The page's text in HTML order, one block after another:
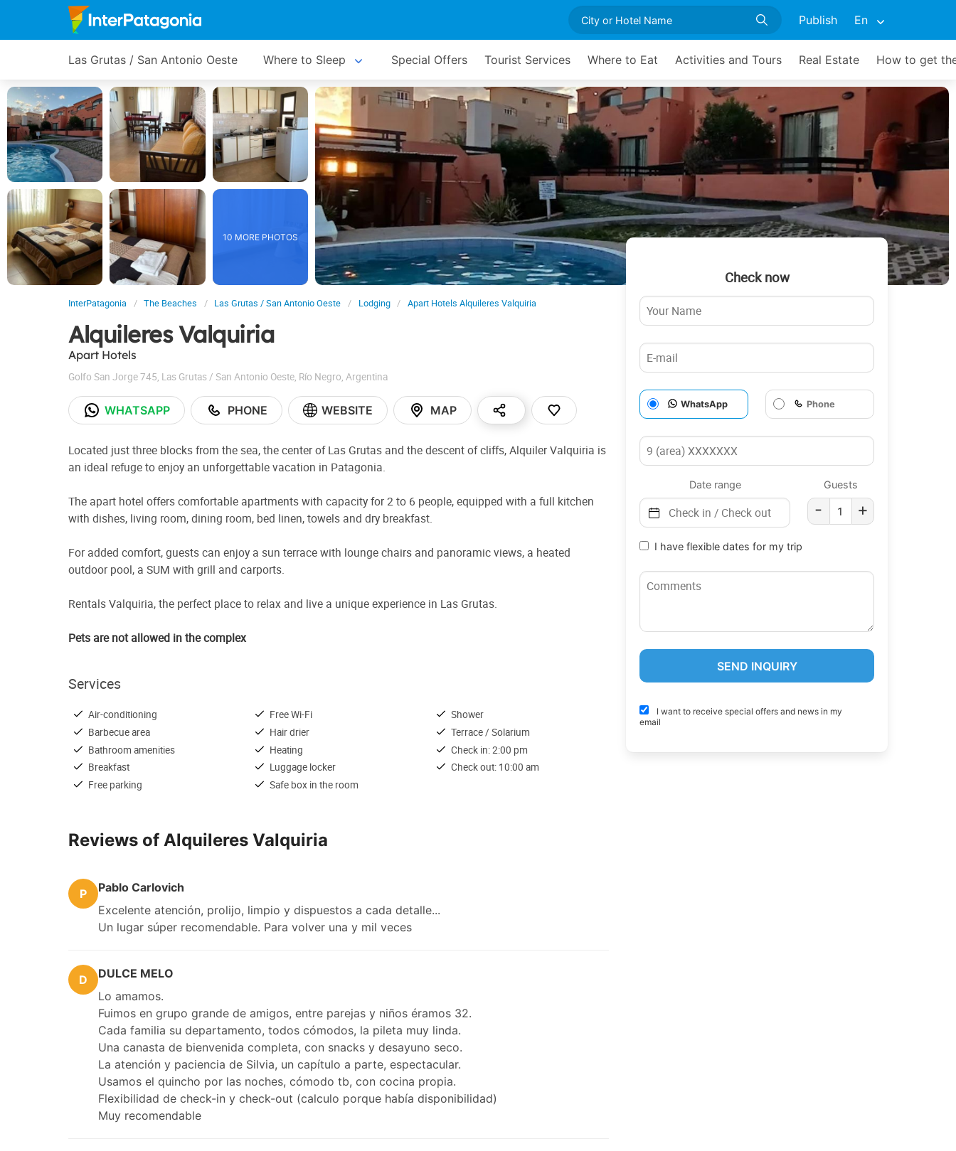
Publish En
Las Grutas / San Antonio Oeste Where to Sleep Special Offers Tourist Services Where to Eat Activities and Tours Real Estate How to get
10 MORE PHOTOS
InterPatagonia The Beaches Las Grutas / San Antonio Oeste Lodging Apart Hotels Alquileres Valquiria
Alquileres Valquiria
Apart Hotels
Golfo San Jorge 745, Las Grutas / San Antonio Oeste, Río Negro, Argentina
WHATSAPP PHONE WEBSITE MAP
Located just three blocks from the sea, the center of Las Grutas and the descent of cliffs, Alquiler Valquiria is
an ideal refuge to enjoy an unforgettable vacation in Patagonia.
The apart hotel offers comfortable apartments with capacity for 2 to 6 people, equipped with a full kitchen
with dishes, living room, dining room, bed linen, towels and dry breakfast.
For added comfort, guests can enjoy a sun terrace with lounge chairs and panoramic views, a heated
outdoor pool, a SUM with grill and carports.
Rentals Valquiria, the perfect place to relax and live a unique experience in Las Grutas.
Pets are not allowed in the complex
Services
Air-conditioning
Barbecue area
Bathroom amenities
Breakfast
Free parking
Free Wi-Fi
Hair drier
Heating
Luggage locker
Safe box in the room
Shower
Terrace / Solarium
Check in: 2:00 pm
Check out: 10:00 am
Reviews of Alquileres Valquiria
P
Pablo Carlovich
Excelente atención, prolijo, limpio y dispuestos a cada detalle...
Un lugar súper recomendable. Para volver una y mil veces
D
DULCE MELO
Lo amamos.
Fuimos en grupo grande de amigos, entre parejas y niños éramos 32.
Cada familia su departamento, todos cómodos, la pileta muy linda.
Una canasta de bienvenida completa, con snacks y desayuno seco.
La atención y paciencia de Silvia, un capítulo a parte, espectacular.
Usamos el quincho por las noches, cómodo tb, con cocina propia.
Flexibilidad de check-in y check-out (calculo porque había disponibilidad)
Muy recomendable
Check now
WhatsApp Phone
Date range Guests
- +
I have flexible dates for my trip
I want to receive special offers and news in my
email